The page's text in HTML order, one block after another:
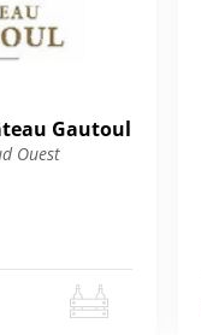
Gautoul
Ouest